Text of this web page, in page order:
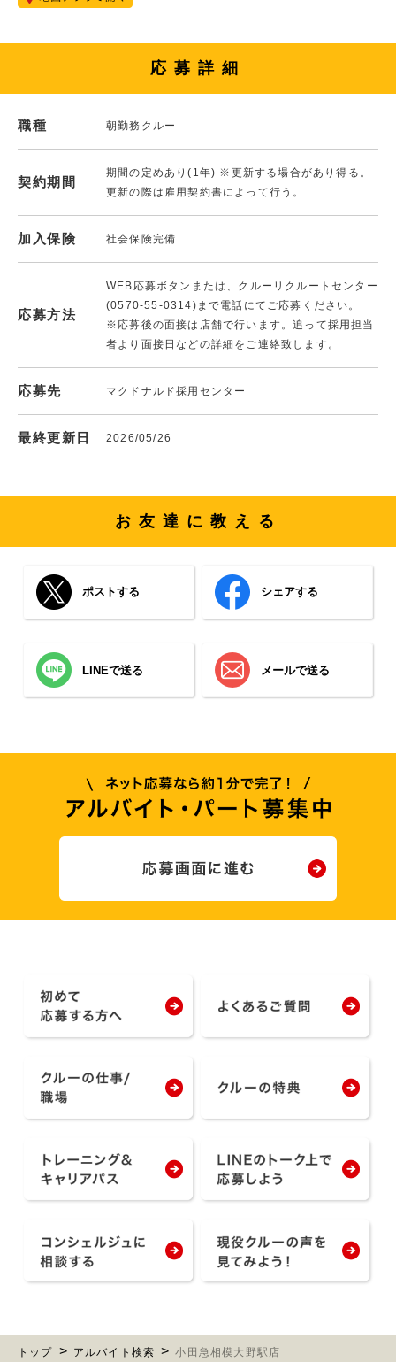
応募詳細
職種 朝勤務クルー
契約期間
期間の定めあり(1年) ※更新する場合があり得る。
更新の際は雇用契約書によって行う。
加入保険 社会保険完備
応募方法
WEB応募ボタンまたは、クルーリクルートセンター
(0570-55-0314)まで電話にてご応募ください。
※応募後の面接は店舗で行います。追って採用担当
者より面接日などの詳細をご連絡致します。
応募先 マクドナルド採用センター
最終更新日 2026/05/26
お友達に教える
ポストする シェアする
LINEで送る メールで送る
トップ アルバイト検索 小田急相模大野駅店